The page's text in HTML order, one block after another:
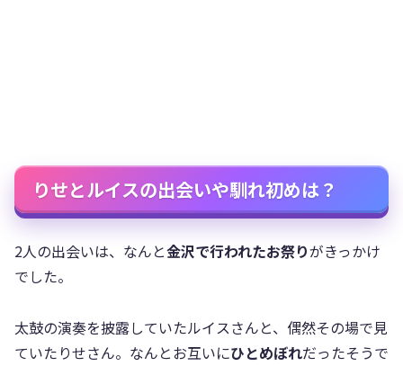
りせとルイスの出会いや馴れ初めは？
2人の出会いは、なんと金沢で行われたお祭りがきっかけ
でした。
太鼓の演奏を披露していたルイスさんと、偶然その場で見
ていたりせさん。なんとお互いにひとめぼれだったそうで